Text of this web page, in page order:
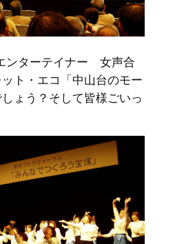
ンターテイナー 女声合
ト・エコ「中山台のモー
ょう？そして皆様ごいっ